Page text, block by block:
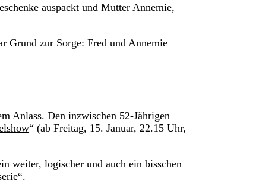
auspackt und Mutter Annemie,
Grund zur Sorge: Fred und Annemie
Anlass. Den inzwischen 52-Jährigen
“ (ab Freitag, 15. Januar, 22.15 Uhr,
weiter, logischer und auch ein bisschen